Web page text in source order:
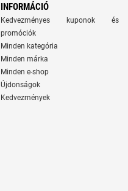
INFORMÁCIÓ
Kedvezményes kuponok és
promóciók
Minden kategória
Minden márka
Minden e-shop
Újdonságok
Kedvezmények